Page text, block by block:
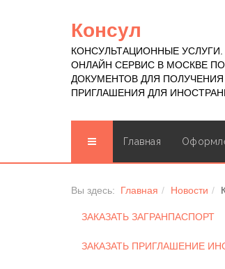
Консул
КОНСУЛЬТАЦИОННЫЕ
ОНЛАЙН СЕРВИС В МОСКВЕ
ДОКУМЕНТОВ ДЛЯ
ПРИГЛАШЕНИЯ ДЛЯ
Главная
Вы здесь: Главная Новости
ЗАКАЗАТЬ ЗАГРАНПАСПОРТ
ЗАКАЗАТЬ ПРИГЛАШЕНИЕ